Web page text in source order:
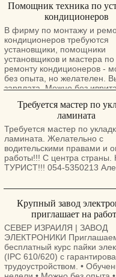
организации питания.
месяцев до
группы. Хайфа, Нешер,
Прямое трудоустройство,
посредников!
✅ Уик-энды и экскурсии ✅
спектр социальных условия
Прямое трудоустройство ✅
Компенсация проезда или
из Йехуд, Петах Тиква,
Холон, Рамле, Лод, Ашдод,
Оно и другие
+972-55-507-4236
нами
Помощник техника по
кондиционеров
В фирму по монтажу и
кондиционеров требуются
установщики, помощники
установщиков и мастера по
ремонту кондиционеров -
без опыта, но желателен.
зарплата. Можно без
рабочей визой. 0537444454
Требуется мастер по
ламината
Требуется мастер по
ламината. Желательно с
водительскими правами и
работы!!! С центра страны.
ТУРИСТ!!! 054-5350213
Крупный завод
приглашает на
СЕВЕР ИЗРАИЛЯ | ЗАВОД
ЭЛЕКТРОНИКИ
бесплатный курс пайки
(IPC 610/620) с
трудоустройством. •